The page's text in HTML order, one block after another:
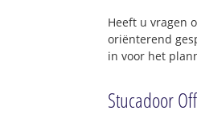
Heeft u vragen
oriënterend
in voor het
Stucadoor